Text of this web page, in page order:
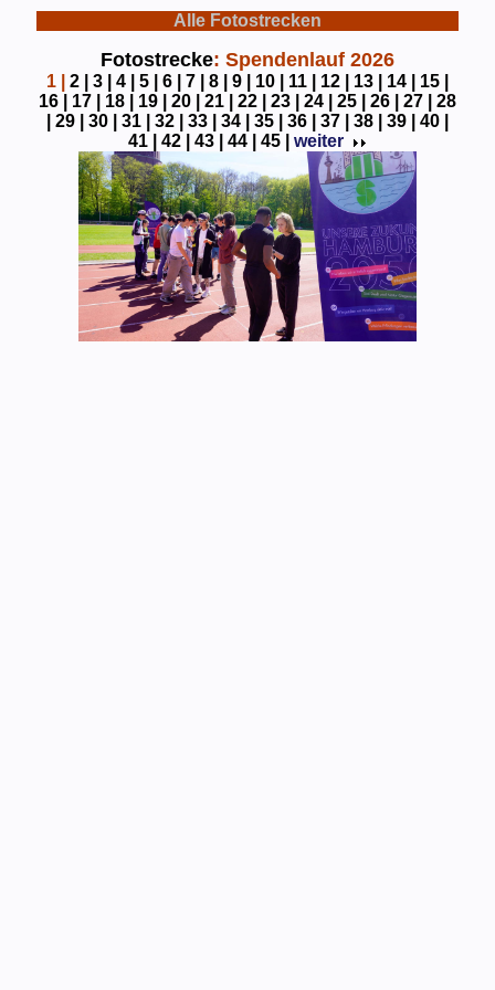
Alle Fotostrecken
Fotostrecke: Spendenlauf 2026
1 2 | 3 | 4 | 5 | 6 | 7 | 8 | 9 | 10 | 11 | 12 | 13 | 14 |
15 |
16 |
17 | 18 | 19 | 20 | 21 | 22 | 23 | 24 | 25 | 26 | 27 |
28
29 | 30 | 31 | 32 | 33 | 34 | 35 | 36 | 37 | 38 | 39 |
40 |
41 |
42 | 43 | 44 | 45 | weiter